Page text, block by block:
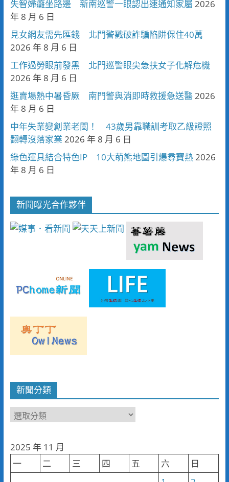
失智婦癱坐路邊 新南巡警一眼認出速通知家屬 2026
年 8 月 6 日
見女網友需先匯錢 北門警戳破詐騙陷阱保住40萬
2026 年 8 月 6 日
工作過勞眼前發黑 北門巡警眼尖急扶女子化解危機
2026 年 8 月 6 日
逛賣場熱中暑昏厥 南門警與消即時救援急送醫2026
年 8 月 6 日
中年失業變創業老闆！ 43歲男靠職訓考取乙級證照
翻轉沒落家業 2026 年 8 月 6 日
綠色運具結合特色IP 10大萌熊地圖引爆尋寶熱2026
年 8 月 6 日
新聞曝光合作夥伴
新聞分類
新
類
2025 年 11 月
一
二 三 四 五 六
日